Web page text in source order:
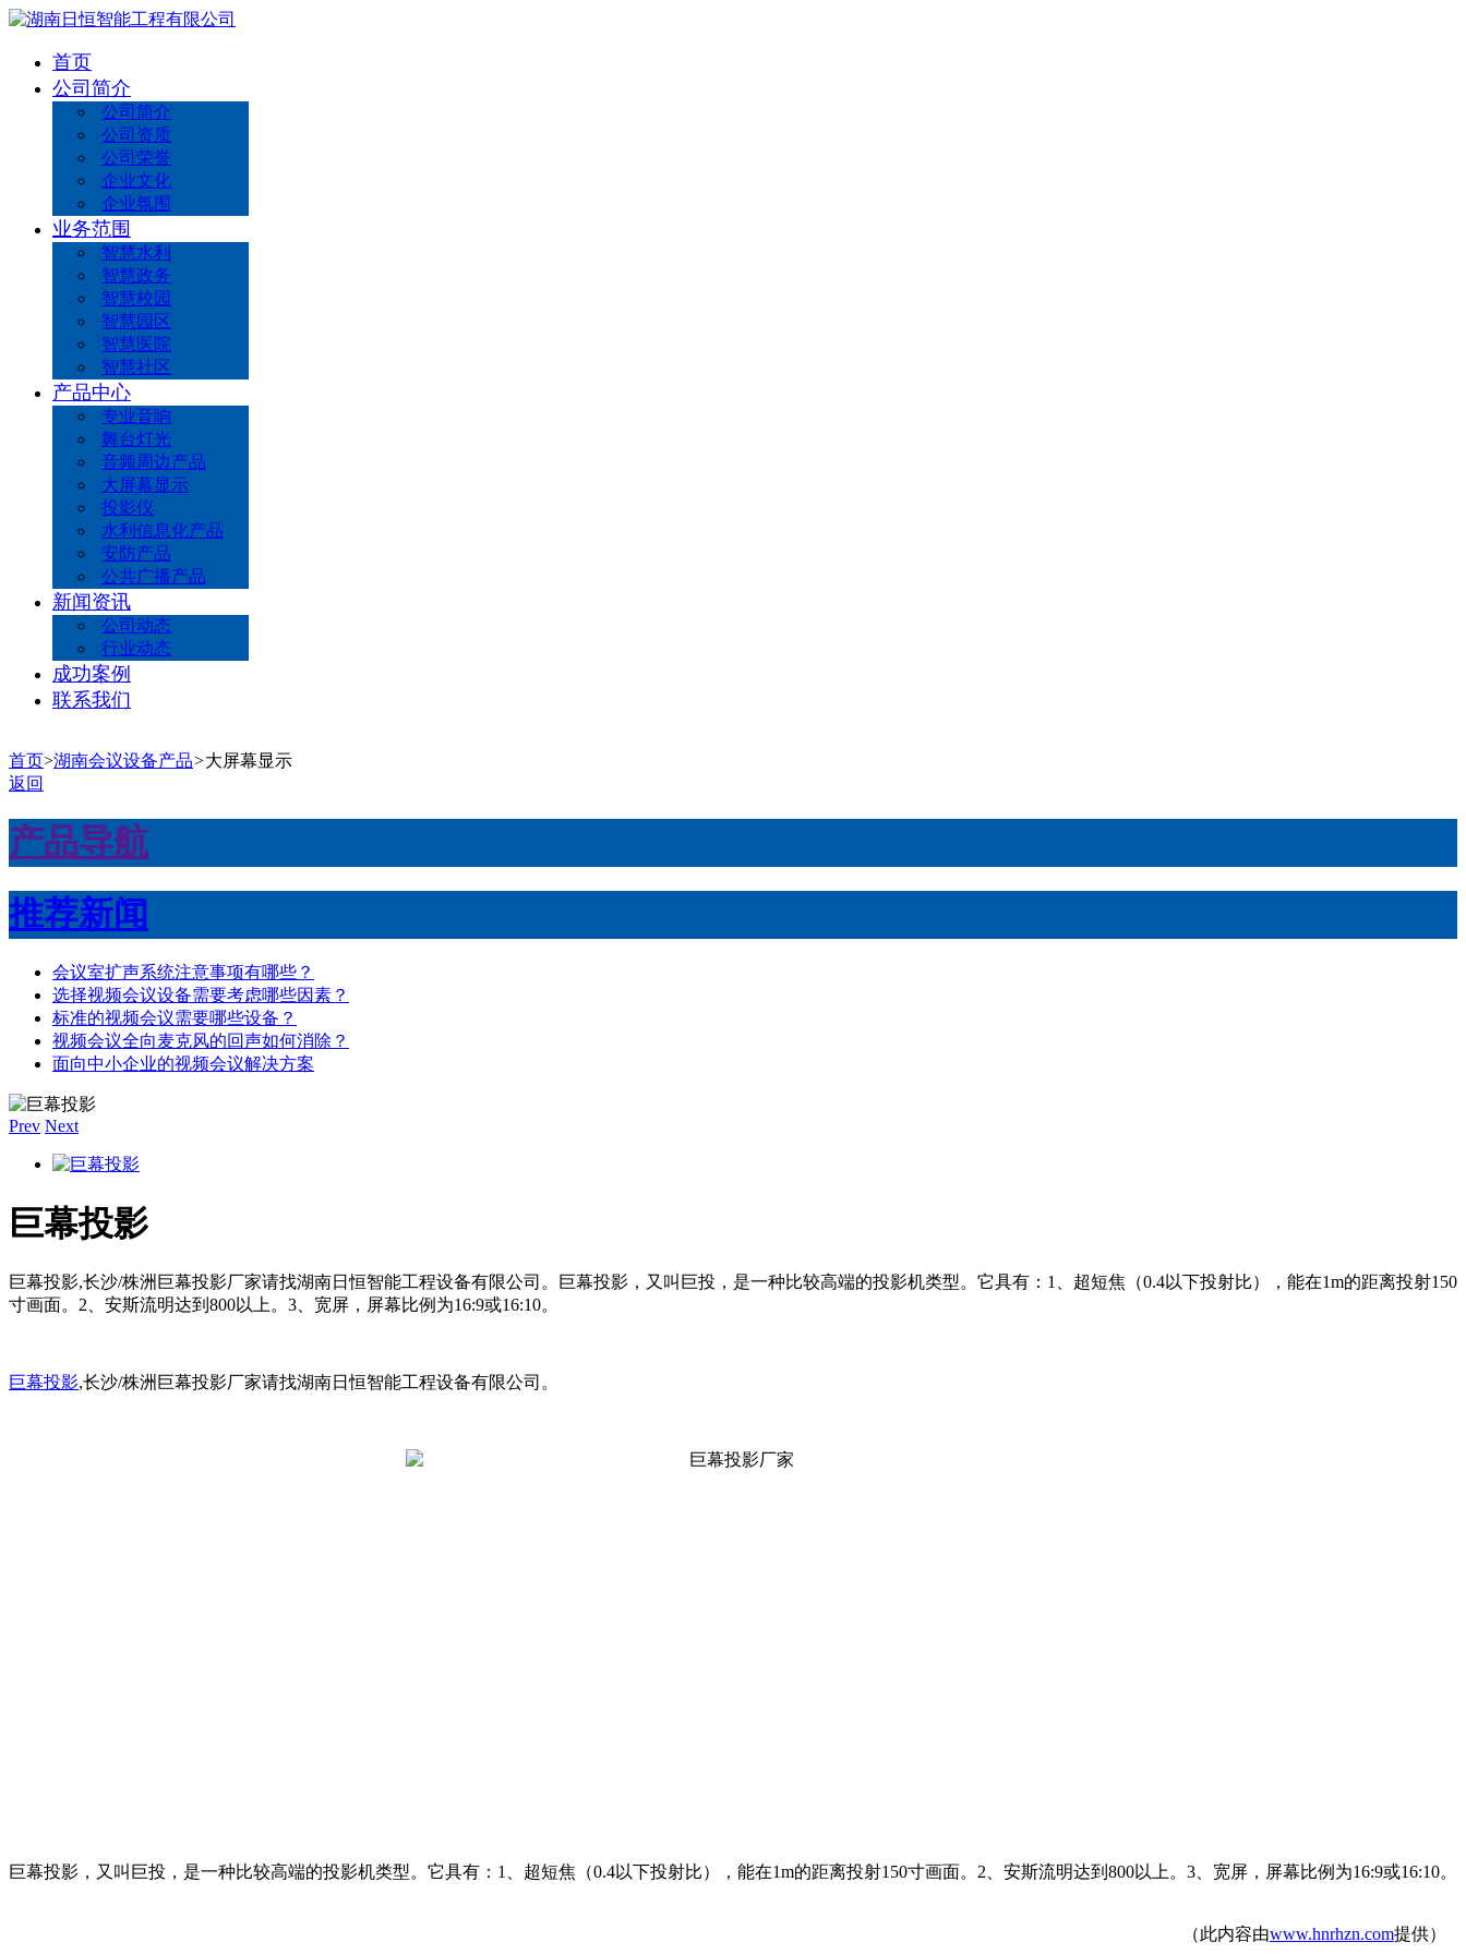
首页
公司简介
公司简介
公司资质
公司荣誉
企业文化
企业氛围
业务范围
智慧水利
智慧政务
智慧校园
智慧园区
智慧医院
智慧社区
产品中心
专业音响
舞台灯光
音频周边产品
大屏幕显示
投影仪
水利信息化产品
安防产品
公共广播产品
新闻资讯
公司动态
行业动态
成功案例
联系我们
首页>湖南会议设备产品>大屏幕显示
返回
产品导航
推荐新闻
会议室扩声系统注意事项有哪些？
选择视频会议设备需要考虑哪些因素？
标准的视频会议需要哪些设备？
视频会议全向麦克风的回声如何消除？
面向中小企业的视频会议解决方案
Prev Next
巨幕投影
巨幕投影,长沙/株洲巨幕投影厂家请找湖南日恒智能工程设备有限公司。巨幕投影，又叫巨投，是一种比较高端的投影机类型。它具有：1、超短焦（0.4以下投射比），能在1m的距离投射150
寸画面。2、安斯流明达到800以上。3、宽屏，屏幕比例为16:9或16:10。
巨幕投影,长沙/株洲巨幕投影厂家请找湖南日恒智能工程设备有限公司。
巨幕投影，又叫巨投，是一种比较高端的投影机类型。它具有：1、超短焦（0.4以下投射比），能在1m的距离投射150寸画面。2、安斯流明达到800以上。3、宽屏，屏幕比例为16:9或16:10。
（此内容由www.hnrhzn.com提供）